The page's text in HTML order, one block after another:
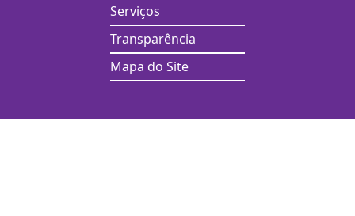
Serviços
Transparência
Mapa do Site